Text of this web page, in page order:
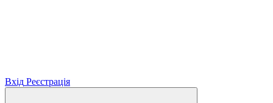
Вхід Реєстрація